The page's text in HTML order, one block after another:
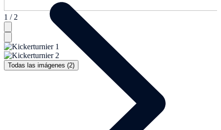
1 / 2
Todas las imágenes (2)